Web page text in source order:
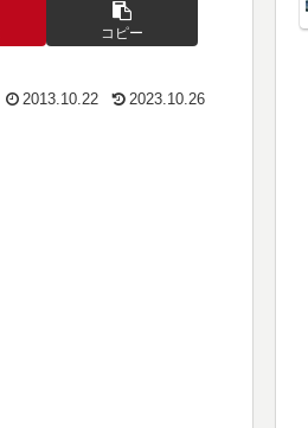
コピー
2013.10.22 2023.10.26